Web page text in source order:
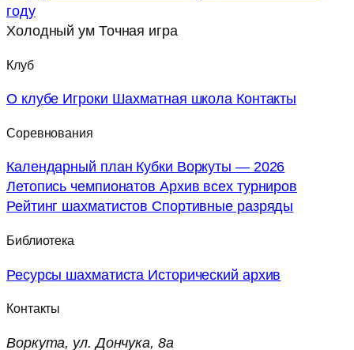
году
Холодный ум Точная игра
Клуб
О клубе Игроки Шахматная школа Контакты
Соревнования
Календарный план Кубки Воркуты — 2026
Летопись чемпионатов Архив всех турниров
Рейтинг шахматистов Спортивные разряды
Библиотека
Ресурсы шахматиста Исторический архив
Контакты
Воркута, ул. Дончука, 8а